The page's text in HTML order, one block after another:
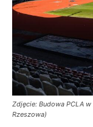
Zdjęcie: Budowa PCLA
Rzeszowa)